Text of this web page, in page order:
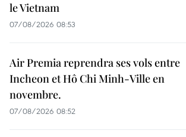
le Vietnam
07/08/2026 08:53
Air Premia reprendra ses vols entre
Incheon et Hô Chi Minh-Ville en
novembre.
07/08/2026 08:52